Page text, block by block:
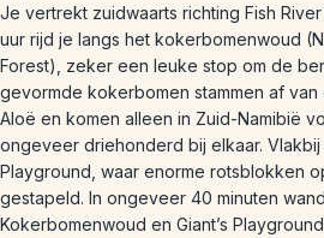
Je vertrekt zuidwaarts richting Fish
uur rijd je langs het kokerbomenwoud
Forest), zeker een leuke stop om de
gevormde kokerbomen stammen af
Aloë en komen alleen in Zuid-Namibië
ongeveer driehonderd bij elkaar. Vlakbij
Playground, waar enorme rotsblokken
gestapeld. In ongeveer 40 minuten
Kokerbomenwoud en Giant’s